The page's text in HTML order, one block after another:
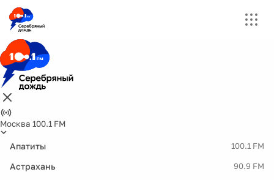
Москва 100.1 FM
Апатиты 100.1 FM
Астрахань 90.9 FM